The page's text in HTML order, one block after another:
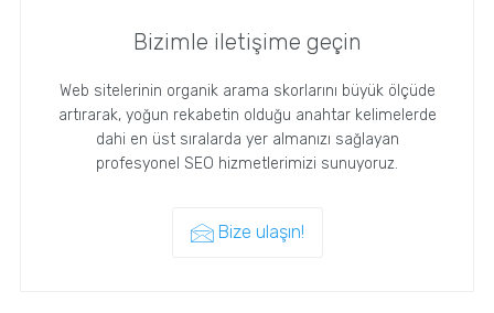
Bizimle iletişime geçin
Web sitelerinin organik arama skorlarını büyük ölçüde
artırarak, yoğun rekabetin olduğu anahtar kelimelerde
dahi en üst sıralarda yer almanızı sağlayan
profesyonel SEO hizmetlerimizi sunuyoruz.
Bize ulaşın!